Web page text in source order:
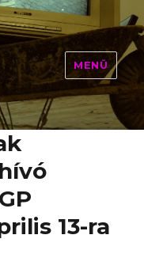
MENÜ
13-ra